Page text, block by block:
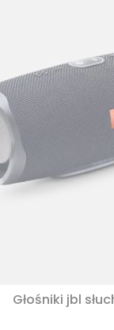
Głośniki jbl